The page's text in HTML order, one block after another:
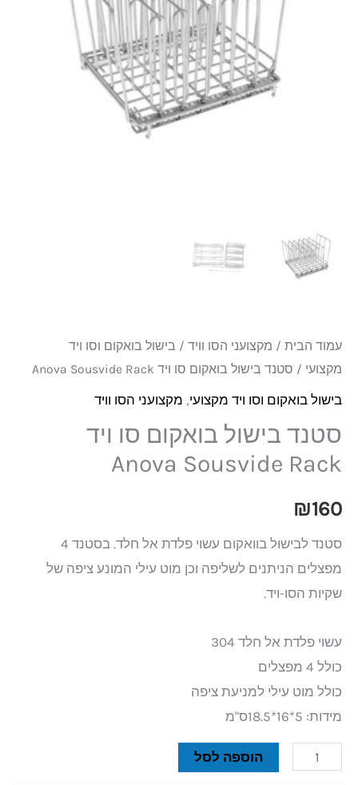
עמוד הבית / מקצועני הסו וויד / בישול בואקום וסו ויד
מקצועי / סטנד בישול בואקום סו ויד Anova Sousvide Rack
בישול בואקום וסו ויד מקצועי, מקצועני הסו וויד
סטנד בישול בואקום סו ויד
Anova Sousvide Rack
₪160
סטנד לבישול בוואקום עשוי פלדת אל חלד. בסטנד 4
מפצלים הניתנים לשליפה וכן מוט עילי המונע ציפה של
שקיות הסו-ויד.
עשוי פלדת אל חלד 304
כולל 4 מפצלים
כולל מוט עילי למניעת ציפה
מידות: 5*16*18.5ס"מ
הוספה לסל